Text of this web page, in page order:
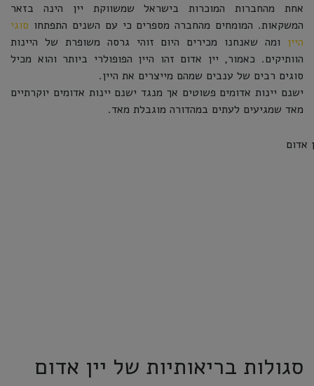
אחת מהחברות המוכרות בישראל שמשווקת יין הינה בזאר
המשקאות. המומחים מהחברה מספרים כי עם השנים התפתחו סוגי
היין ומה שאנחנו מכירים היום זוהי גרסה משופרת של היינות
הוותיקים. כאמור, יין אדום זהו היין הפופולרי ביותר והוא מכיל
סוגים רבים של ענבים שמהם מייצרים את היין.
ישנם יינות אדומים פשוטים אך מנגד ישנם יינות אדומים יוקרתיים
מאד שמגיעים לעתים במהדורה מוגבלת מאד.
סגולות בריאותיות של יין אדום